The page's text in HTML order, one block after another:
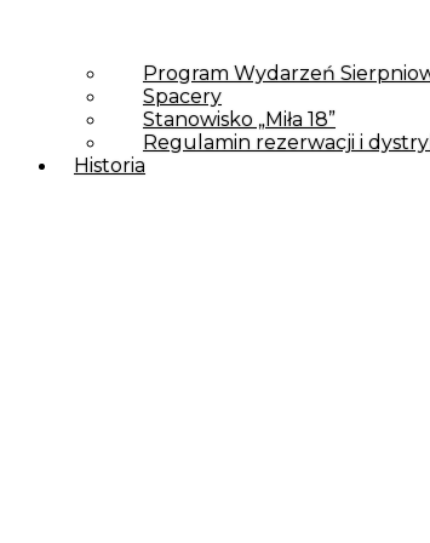
Program Wydarzeń
Spacery
Stanowisko „Miła 18”
Regulamin rezerwacji i
Historia